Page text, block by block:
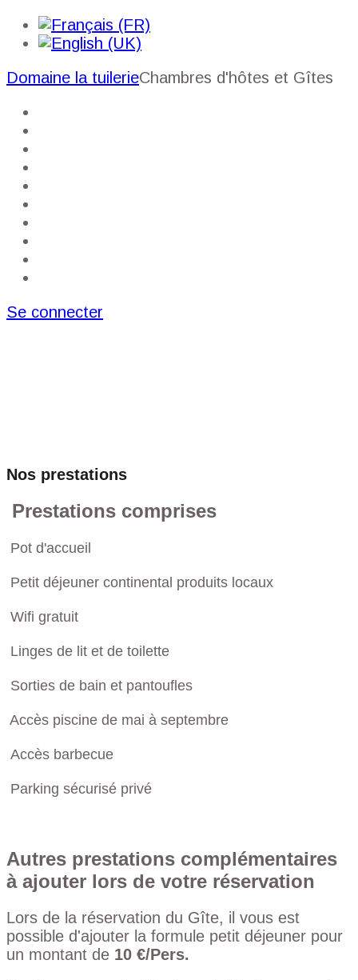
Domaine la tuilerieChambres d'hôtes et Gîtes
Se connecter
Nos prestations
Prestations comprises
Pot d'accueil
Petit déjeuner continental produits locaux
Wifi gratuit
Linges de lit et de toilette
Sorties de bain et pantoufles
Accès piscine de mai à septembre
Accès barbecue
Parking sécurisé privé
Autres prestations complémentaires
à ajouter lors de votre réservation
Lors de la réservation du Gîte, il vous est
possible d'ajouter la formule petit déjeuner pour
un montant de 10 €/Pers.